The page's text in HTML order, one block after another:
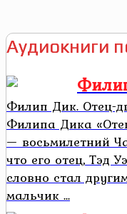
Аудиокниги
Филип Дик. Отец-
Филипа Дика
— восьмилетний
что его отец, Тэд
словно стал
мальчик ...